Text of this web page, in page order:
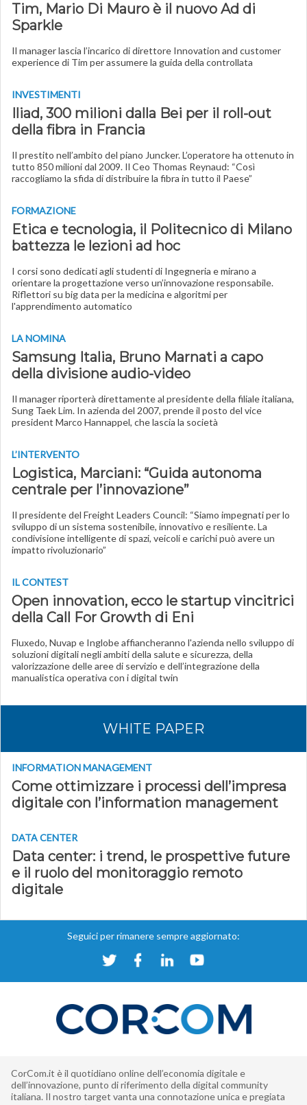
Tim, Mario Di Mauro è il nuovo Ad di
Sparkle
Il manager lascia l’incarico di direttore Innovation and customer
experience di Tim per assumere la guida della controllata
INVESTIMENTI
Iliad, 300 milioni dalla Bei per il roll-out
della fibra in Francia
Il prestito nell’ambito del piano Juncker. L’operatore ha ottenuto in
tutto 850 milioni dal 2009. Il Ceo Thomas Reynaud: “Così
raccogliamo la sfida di distribuire la fibra in tutto il Paese”
FORMAZIONE
Etica e tecnologia, il Politecnico di Milano
battezza le lezioni ad hoc
I corsi sono dedicati agli studenti di Ingegneria e mirano a
orientare la progettazione verso un’innovazione responsabile.
Riflettori su big data per la medicina e algoritmi per
l'apprendimento automatico
LA NOMINA
Samsung Italia, Bruno Marnati a capo
della divisione audio-video
Il manager riporterà direttamente al presidente della filiale italiana,
Sung Taek Lim. In azienda del 2007, prende il posto del vice
president Marco Hannappel, che lascia la società
L’INTERVENTO
Logistica, Marciani: “Guida autonoma
centrale per l’innovazione”
Il presidente del Freight Leaders Council: “Siamo impegnati per lo
sviluppo di un sistema sostenibile, innovativo e resiliente. La
condivisione intelligente di spazi, veicoli e carichi può avere un
impatto rivoluzionario”
IL CONTEST
Open innovation, ecco le startup vincitrici
della Call For Growth di Eni
Fluxedo, Nuvap e Inglobe affiancheranno l'azienda nello sviluppo di
soluzioni digitali negli ambiti della salute e sicurezza, della
valorizzazione delle aree di servizio e dell’integrazione della
manualistica operativa con i digital twin
WHITE PAPER
INFORMATION MANAGEMENT
Come ottimizzare i processi dell’impresa
digitale con l’information management
DATA CENTER
Data center: i trend, le prospettive future
e il ruolo del monitoraggio remoto
digitale
Seguici per rimanere sempre aggiornato:
CorCom.it è il quotidiano online dell’economia digitale e
dell’innovazione, punto di riferimento della digital community
italiana. Il nostro target vanta una connotazione unica e pregiata